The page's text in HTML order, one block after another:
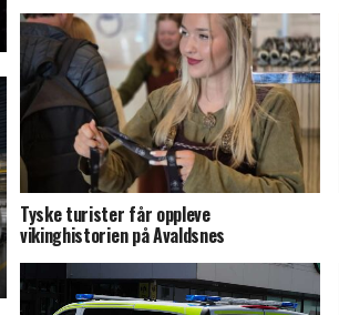
Tyske turister får oppleve
vikinghistorien på Avaldsnes